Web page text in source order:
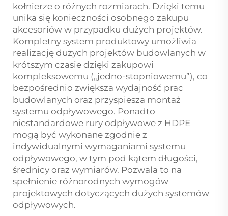
kołnierze o różnych rozmiarach. Dzięki temu
unika się konieczności osobnego zakupu
akcesoriów w przypadku dużych projektów.
Kompletny system produktowy umożliwia
realizację dużych projektów budowlanych w
krótszym czasie dzięki zakupowi
kompleksowemu („jedno-stopniowemu”), co
bezpośrednio zwiększa wydajność prac
budowlanych oraz przyspiesza montaż
systemu odpływowego. Ponadto
niestandardowe rury odpływowe z HDPE
mogą być wykonane zgodnie z
indywidualnymi wymaganiami systemu
odpływowego, w tym pod kątem długości,
średnicy oraz wymiarów. Pozwala to na
spełnienie różnorodnych wymogów
projektowych dotyczących dużych systemów
odpływowych.